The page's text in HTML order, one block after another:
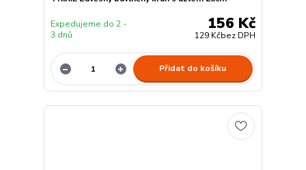
156 Kč
129 Kčbez DPH
Expedujeme do 2 -
3 dnů
Přidat do košíku